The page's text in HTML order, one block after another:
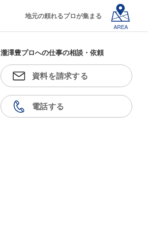
地元の頼れるプロが集まる
AREA
瀧澤豊プロへの仕事の相談・依頼
資料を請求する
電話する